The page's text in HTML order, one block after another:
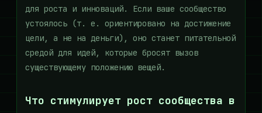
для роста и инноваций. Если ваше сообщество
устоялось (т. е. ориентировано на достижение
цели, а не на деньги), оно станет питательной
средой для идей, которые бросят вызов
существующему положению вещей.
Что стимулирует рост сообщества в